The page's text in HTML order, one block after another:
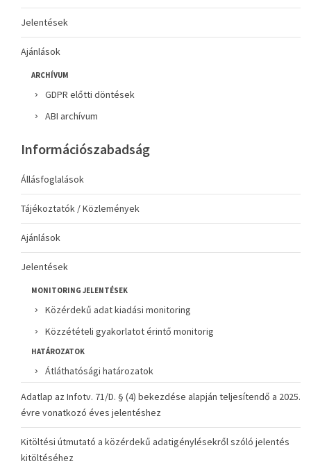
Jelentések
Ajánlások
ARCHÍVUM
GDPR előtti döntések
ABI archívum
Információszabadság
Állásfoglalások
Tájékoztatók / Közlemények
Ajánlások
Jelentések
MONITORING JELENTÉSEK
Közérdekű adat kiadási monitoring
Közzétételi gyakorlatot érintő monitorig
HATÁROZATOK
Átláthatósági határozatok
Adatlap az Infotv. 71/D. § (4) bekezdése alapján teljesítendő a 2025.
évre vonatkozó éves jelentéshez
Kitöltési útmutató a közérdekű adatigénylésekről szóló jelentés
kitöltéséhez